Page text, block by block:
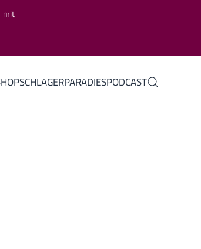
mit
SCHLAGERPARADIESPODCAST